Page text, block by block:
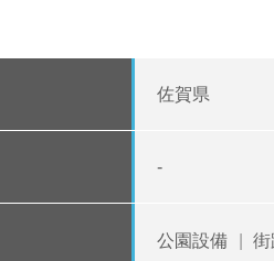
佐賀県
-
公園設備 街